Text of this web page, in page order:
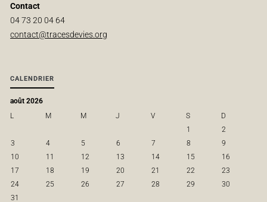
Contact
04 73 20 04 64
contact@tracesdevies.org
CALENDRIER
août 2026
L
M M J V S
D
1
2
3
4 5 6 7 8
9
10
11 12 13 14 15
16
17
18 19 20 21 22
23
24
25 26 27 28 29
30
31